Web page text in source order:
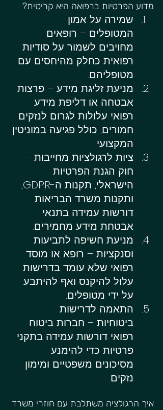
מדוע הפרטיות ברפואה היא קריטית?
שמירה על אמון
המטופלים – רופאים
מחויבים לשמור על סודיות
רפואית כחלק מהיחסים עם
מטופליהם.
מניעת זליגת מידע – פרצות
אבטחה או דליפת מידע
רפואי עלולות לגרום לנזקים
חמורים, כולל פגיעה במוניטין
המקצועי.
ציות לרגולציות מחייבות –
חוק הגנת הפרטיות
הישראלי, תקנות ה-GDPR,
ותקנות משרד הבריאות
דורשות עמידה בתנאי
אבטחת מידע מחמירים.
מניעת חשיפה לתביעות
וסנקציות – רופא או מוסד
רפואי שלא עומד בדרישות
עלול להיקנס ואף להיתבע
על ידי מטופלים.
התאמה לדרישות
ביטוחיות – חברות ביטוח
רפואי דורשות עמידה בתקני
פרטיות כדי להימנע
מסיכונים משפטיים ומימון
נזקים.
איך הרגולציה משתלבת עם חוזרי משרד